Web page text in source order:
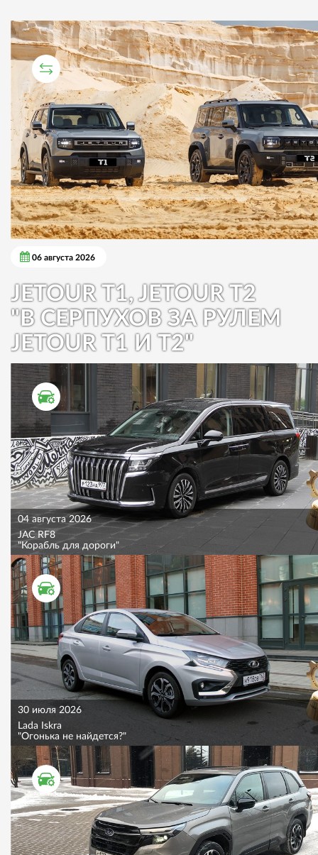
СРАВНИТЕЛЬНЫЙ ТЕСТ
06 августа 2026
JETOUR T1, JETOUR T2
"В СЕРПУХОВ ЗА РУЛЕМ
JETOUR T1 И T2"
ТЕСТ ДРАЙВ
04 августа 2026
JAC RF8
"Корабль для дороги"
ТЕСТ ДРАЙВ
30 июля 2026
Lada Iskra
"Огонька не найдется?"
ТЕСТ ДРАЙВ